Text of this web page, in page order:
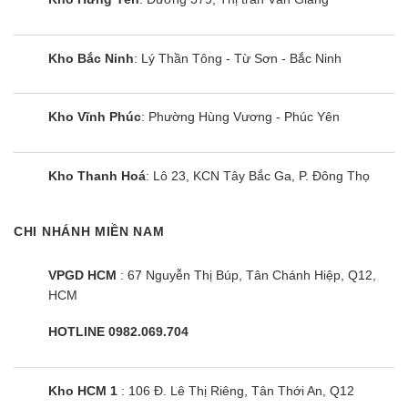
các gốc OH có bọc nước lên đến 9.600 tỷ gốc mỗi
nấm mốc và các chất gây ô nhiễm khác
của gia đình bạn luôn trong lành và tươi mới.
ở chế độ quạt gió ngay cả khi không mở chế độ
dụng.
Panasonic 48000BTU 1 chiều S-3448PU3H/
Với điều hòa cassette mang model S-3448PU3H,
Kho Bắc Ninh: Lý Thần Tông - Từ Sơn - Bắc Ninh
Kho Vĩnh Phúc: Phường Hùng Vương - Phúc Yên
Kho Thanh Hoá: Lô 23, KCN Tây Bắc Ga, P. Đông Thọ
CHI NHÁNH MIỀN NAM
VPGD HCM : 67 Nguyễn Thị Búp, Tân Chánh Hiệp, Q12,
HCM
HOTLINE 0982.069.704
Kho HCM 1 : 106 Đ. Lê Thị Riêng, Tân Thới An, Q12